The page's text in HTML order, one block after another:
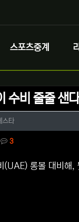
스포츠중계
수비 줄줄 샌
정보
스타작성
정보
3댓글
(UAE) 롱볼 대비해,